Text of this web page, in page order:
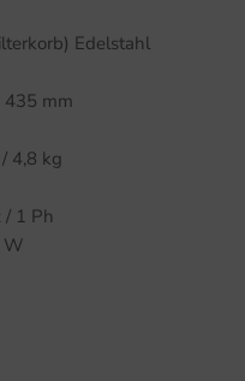
Edelstahl
435 mm
4,8 kg
1 Ph
W